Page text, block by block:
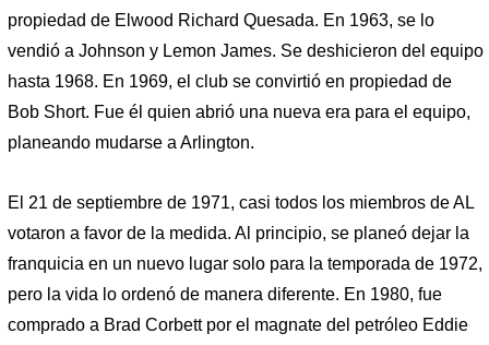
propiedad de Elwood Richard Quesada. En 1963, se lo
vendió a Johnson y Lemon James. Se deshicieron del equipo
hasta 1968. En 1969, el club se convirtió en propiedad de
Bob Short. Fue él quien abrió una nueva era para el equipo,
planeando mudarse a Arlington.
El 21 de septiembre de 1971, casi todos los miembros de AL
votaron a favor de la medida. Al principio, se planeó dejar la
franquicia en un nuevo lugar solo para la temporada de 1972,
pero la vida lo ordenó de manera diferente. En 1980, fue
comprado a Brad Corbett por el magnate del petróleo Eddie